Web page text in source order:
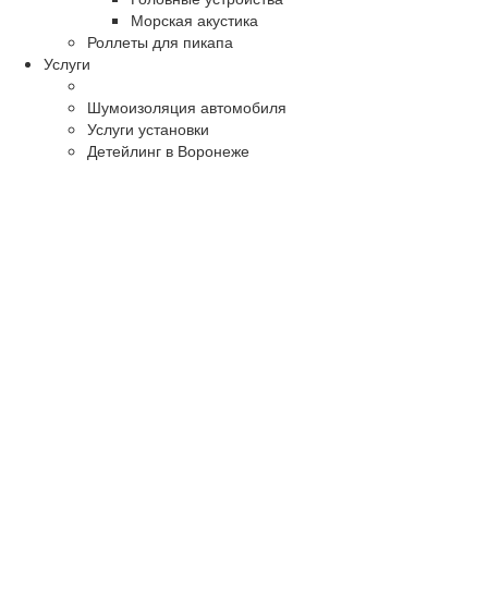
Морская акустика
Роллеты для пикапа
Услуги
Шумоизоляция автомобиля
Услуги установки
Детейлинг в Воронеже